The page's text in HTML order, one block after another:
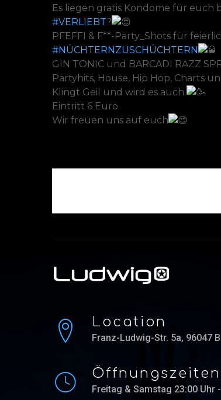
Es liegen gratis Kondome für euch
#VERLIEBT?
PFEFFI & F**-Party_Shots für
#NÜCHTERNZUSCHÜCHTERN
GIN TONIC und BARCADI RAZZ
Partyhits, House, Hip Hop, Charts
Klingt Geil und wird es auch
Eintritt 6 Euro
Wir freuen uns auf euch
Location
Franz-Ludwig-Str. 5a, 96047
Öffnungszeiten
Freitag & Samstag 23:00 Uhr